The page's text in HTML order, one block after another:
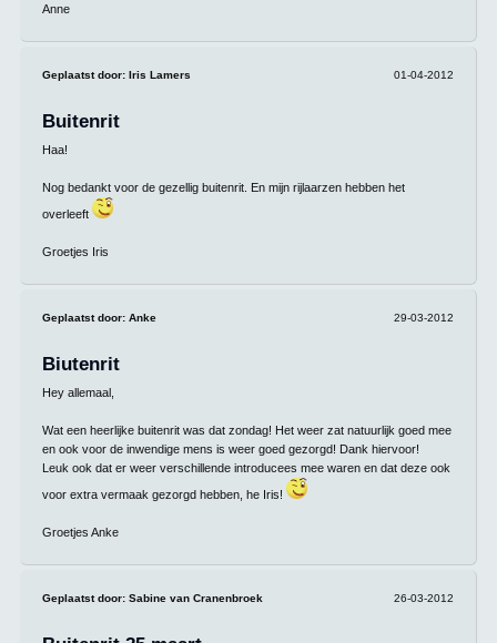
Anne
01-04-2012
Geplaatst door: Iris Lamers
Buitenrit
Haa!
Nog bedankt voor de gezellig buitenrit. En mijn rijlaarzen hebben het
overleeft
Groetjes Iris
29-03-2012
Geplaatst door: Anke
Biutenrit
Hey allemaal,
Wat een heerlijke buitenrit was dat zondag! Het weer zat natuurlijk goed mee
en ook voor de inwendige mens is weer goed gezorgd! Dank hiervoor!
Leuk ook dat er weer verschillende introducees mee waren en dat deze ook
voor extra vermaak gezorgd hebben, he Iris!
Groetjes Anke
26-03-2012
Geplaatst door: Sabine van Cranenbroek